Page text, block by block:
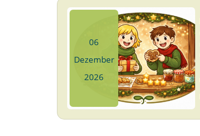
06
Dezember
2026